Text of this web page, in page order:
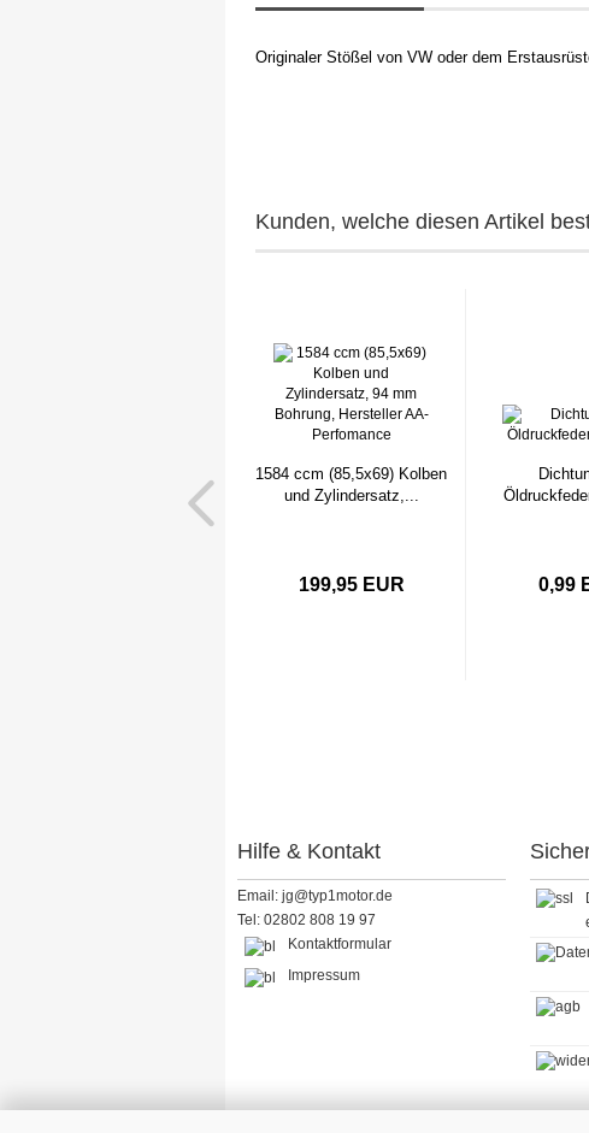
Originaler Stößel von VW oder dem
Kunden, welche diesen Artikel
1584 ccm (85,5x69) Kolben
und Zylindersatz,...
199,95 EUR 0,99
Hilfe & Kontakt
Email: jg@typ1motor.de
Tel: 02802 808 19 97
Kontaktformular
Impressum